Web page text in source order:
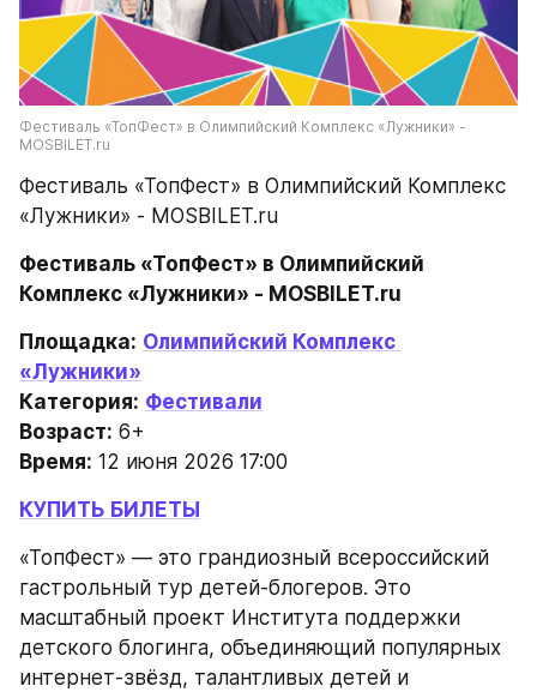
Фестиваль «ТопФест» в Олимпийский Комплекс «Лужники» -
MOSBILET.ru
Фестиваль «ТопФест» в Олимпийский Комплекс
«Лужники» - MOSBILET.ru
Фестиваль «ТопФест» в Олимпийский
Комплекс «Лужники» - MOSBILET.ru
Площадка: Олимпийский Комплекс
«Лужники»
Категория: Фестивали
Возраст: 6+
Время: 12 июня 2026 17:00
КУПИТЬ БИЛЕТЫ
«ТопФест» — это грандиозный всероссийский
гастрольный тур детей-блогеров. Это
масштабный проект Института поддержки
детского блогинга, объединяющий популярных
интернет-звёзд, талантливых детей и